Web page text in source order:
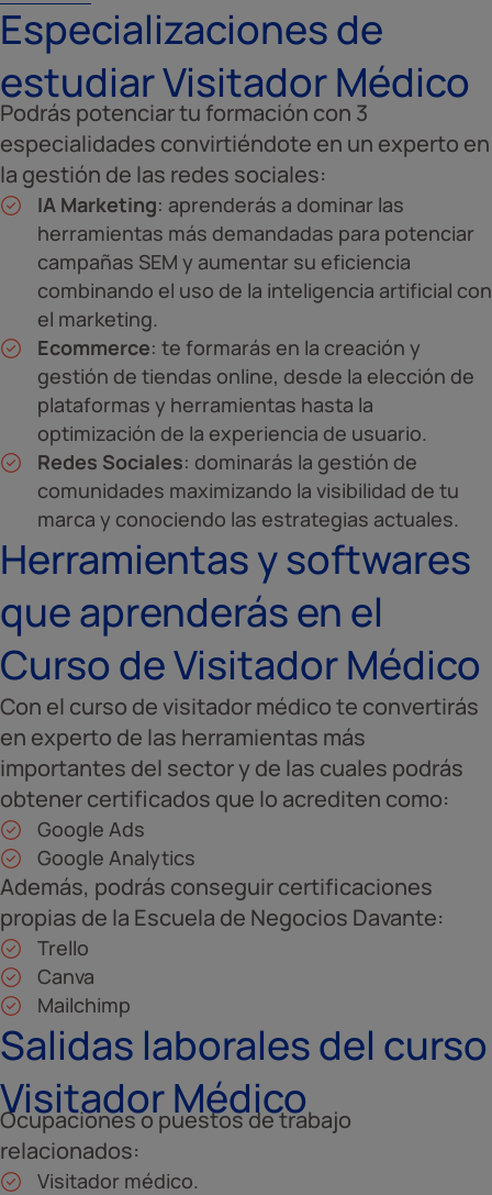
Especializaciones de
estudiar Visitador Médico
Podrás potenciar tu formación con 3
especialidades convirtiéndote en un experto en
la gestión de las redes sociales:
IA Marketing: aprenderás a dominar las
herramientas más demandadas para potenciar
campañas SEM y aumentar su eficiencia
combinando el uso de la inteligencia artificial con
el marketing.
Ecommerce: te formarás en la creación y
gestión de tiendas online, desde la elección de
plataformas y herramientas hasta la
optimización de la experiencia de usuario.
Redes Sociales: dominarás la gestión de
comunidades maximizando la visibilidad de tu
marca y conociendo las estrategias actuales.
Herramientas y softwares
que aprenderás en el
Curso de Visitador Médico
Con el curso de visitador médico te convertirás
en experto de las herramientas más
importantes del sector y de las cuales podrás
obtener certificados que lo acrediten como:
Google Ads
Google Analytics
Además, podrás conseguir certificaciones
propias de la Escuela de Negocios Davante:
Trello
Canva
Mailchimp
Salidas laborales del curso
Visitador Médico
Ocupaciones o puestos de trabajo
relacionados:
Visitador médico.